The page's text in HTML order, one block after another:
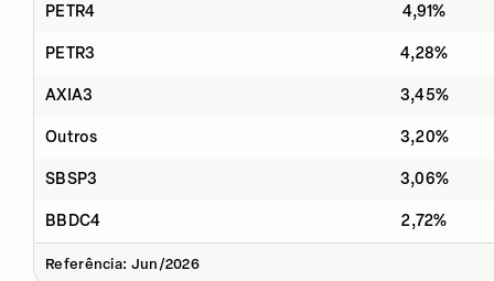
PETR4 4,91%
PETR3 4,28%
AXIA3 3,45%
Outros 3,20%
SBSP3 3,06%
BBDC4 2,72%
Referência: Jun/2026